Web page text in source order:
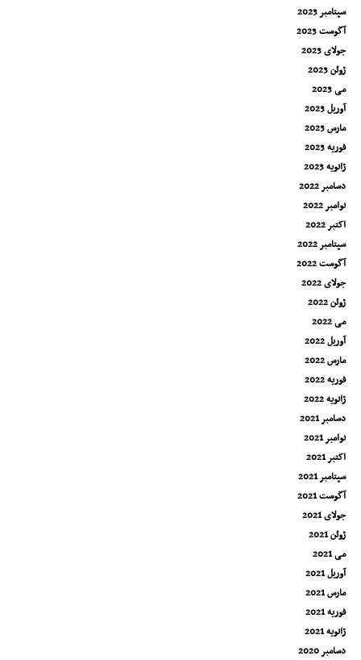
سپتامبر 2023
آگوست 2023
جولای 2023
ژوئن 2023
می 2023
آوریل 2023
مارس 2023
فوریه 2023
ژانویه 2023
دسامبر 2022
نوامبر 2022
اکتبر 2022
سپتامبر 2022
آگوست 2022
جولای 2022
ژوئن 2022
می 2022
آوریل 2022
مارس 2022
فوریه 2022
ژانویه 2022
دسامبر 2021
نوامبر 2021
اکتبر 2021
سپتامبر 2021
آگوست 2021
جولای 2021
ژوئن 2021
می 2021
آوریل 2021
مارس 2021
فوریه 2021
ژانویه 2021
دسامبر 2020